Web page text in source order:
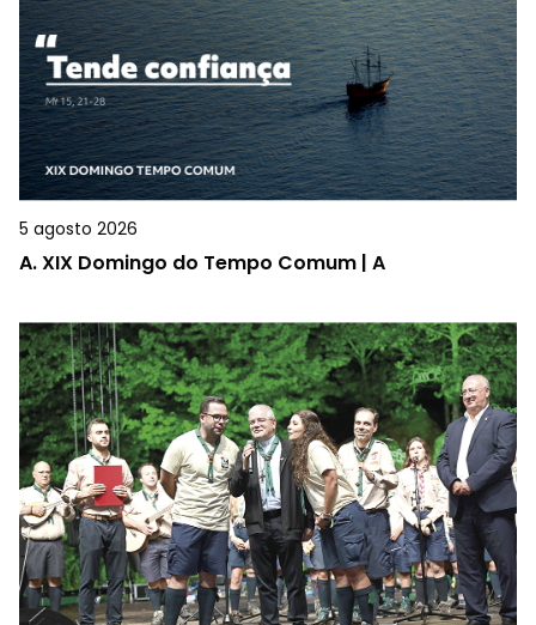
5 agosto 2026
A.XIX Domingo do Tempo Comum | A